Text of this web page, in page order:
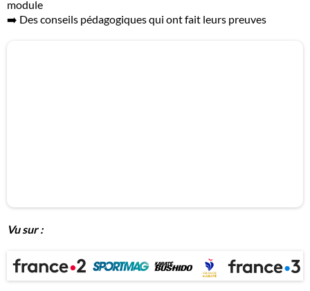
module
➡️ Des conseils pédagogiques qui ont fait leurs preuves
Vu sur :